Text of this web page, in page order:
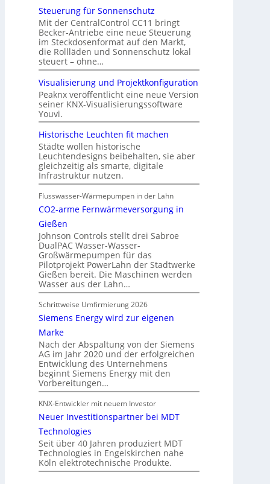
Steuerung für Sonnenschutz
Mit der CentralControl CC11 bringt
Becker-Antriebe eine neue Steuerung
im Steckdosenformat auf den Markt,
die Rollläden und Sonnenschutz lokal
steuert – ohne…
Visualisierung und Projektkonfiguration
Peaknx veröffentlicht eine neue Version
seiner KNX-Visualisierungssoftware
Youvi.
Historische Leuchten fit machen
Städte wollen historische
Leuchtendesigns beibehalten, sie aber
gleichzeitig als smarte, digitale
Infrastruktur nutzen.
Flusswasser-Wärmepumpen in der Lahn
CO2-arme Fernwärmeversorgung in
Gießen
Johnson Controls stellt drei Sabroe
DualPAC Wasser-Wasser-
Großwärmepumpen für das
Pilotprojekt PowerLahn der Stadtwerke
Gießen bereit. Die Maschinen werden
Wasser aus der Lahn…
Schrittweise Umfirmierung 2026
Siemens Energy wird zur eigenen
Marke
Nach der Abspaltung von der Siemens
AG im Jahr 2020 und der erfolgreichen
Entwicklung des Unternehmens
beginnt Siemens Energy mit den
Vorbereitungen…
KNX-Entwickler mit neuem Investor
Neuer Investitionspartner bei MDT
Technologies
Seit über 40 Jahren produziert MDT
Technologies in Engelskirchen nahe
Köln elektrotechnische Produkte.